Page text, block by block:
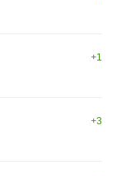
+1
+3